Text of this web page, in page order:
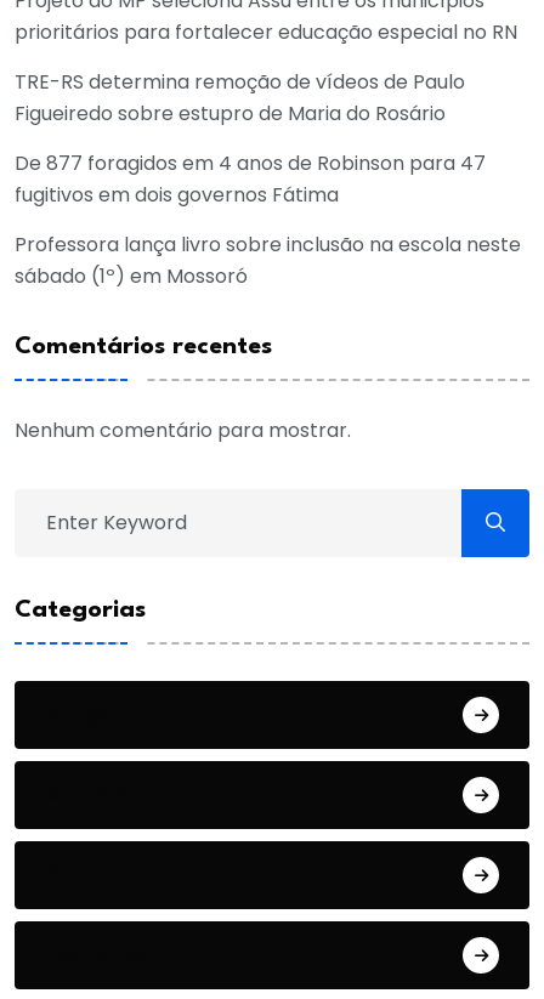
prioritários para fortalecer educação especial no RN
TRE-RS determina remoção de vídeos de Paulo
Figueiredo sobre estupro de Maria do Rosário
De 877 foragidos em 4 anos de Robinson para 47
fugitivos em dois governos Fátima
Professora lança livro sobre inclusão na escola neste
sábado (1º) em Mossoró
Comentários recentes
Nenhum comentário para mostrar.
Categorias